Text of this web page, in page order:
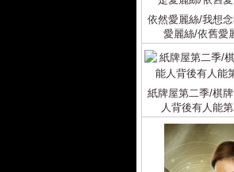
依然愛麗絲/我想
愛麗絲/依舊愛
紙牌屋第二季/棋
人背後有人能